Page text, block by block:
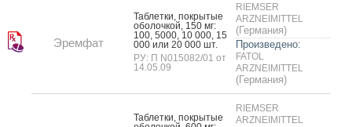
Эремфат
Таб­летки, пок­ры­тые
обо­лоч­кой, 150 мг:
100, 5000, 10 000, 15
000 или 20 000 шт.
РУ: П N015082/01 от
14.05.09
RIEMSER
ARZNEIMITTEL
(Германия)
Произведено:
FATOL
ARZNEIMITTEL
(Германия)
Таб­летки, пок­ры­тые
RIEMSER
ARZNEIMITTEL